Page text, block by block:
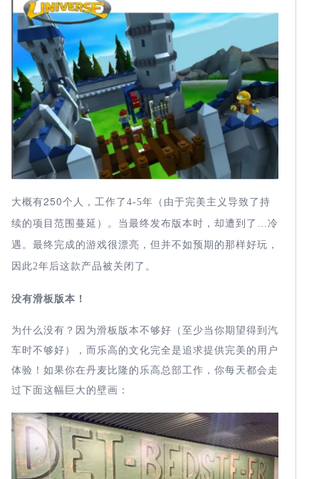
大概有250个人，工作了 4-5年（由于完美主义导致了持
续的项目范围蔓延）。当最终发布版本时，却遭到了
冷
遇。最终完成的游戏很漂亮，但并不如预期的那样好玩，
因此2年后这款产品被关闭了。
没有滑板版本！
为什么没有？因为滑板版本不够好（至少当你期望得到汽
车时不够好），而乐高的文化完全是追求提供完美的用户
体验！如果你在丹麦比隆的乐高总部工作，你每天都会走
过下面这幅巨大的壁画：